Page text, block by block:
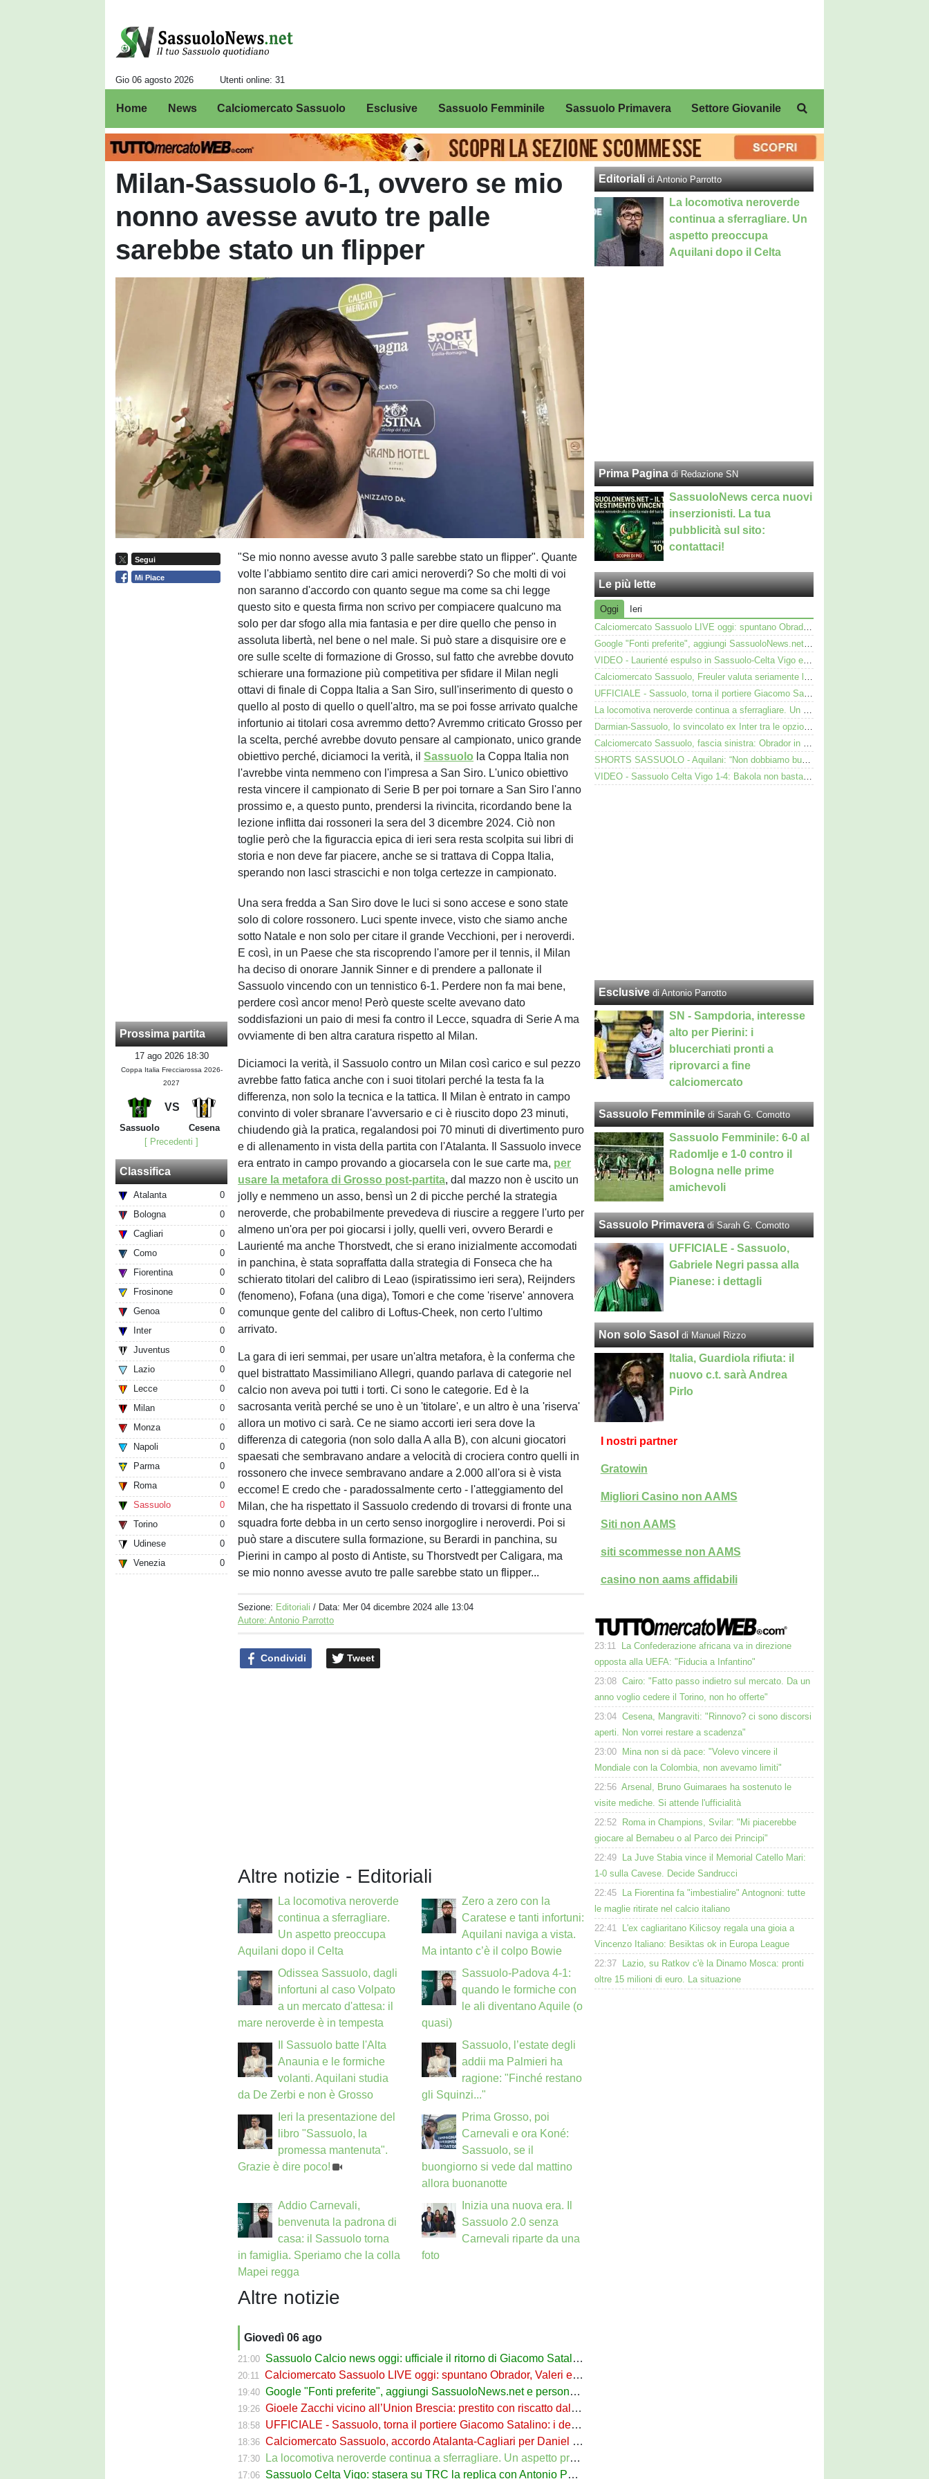
Gio 06 agosto 2026 Utenti online: 31
Home News Calciomercato Sassuolo Esclusive Sassuolo Femminile Sassuolo Primavera Settore Giovanile
Milan-Sassuolo 6-1, ovvero se mio
nonno avesse avuto tre palle
sarebbe stato un flipper
Segui
Mi Piace
Prossima partita
17 ago 2026 18:30
Coppa Italia Frecciarossa 2026-
2027
VS
Sassuolo
Cesena
[ Precedenti ]
Classifica
Atalanta
0
Bologna
0
Cagliari
0
Como
0
Fiorentina
0
Frosinone
0
Genoa
0
Inter
0
Juventus
0
Lazio
0
Lecce
0
Milan
0
Monza
0
Napoli
0
Parma
0
Roma
0
Sassuolo
0
Torino
0
Udinese
0
Venezia
0
"Se mio nonno avesse avuto 3 palle sarebbe stato un flipper". Quante
volte l'abbiamo sentito dire cari amici neroverdi? So che molti di voi
non saranno d'accordo con quanto segue ma come sa chi legge
questo sito e questa firma non scrivo per compiacere qualcuno ma
solo per dar sfogo alla mia fantasia e per dire quello che penso in
assoluta libertà, nel bene o nel male. Si può stare a disquisire ore e
ore sulle scelte di formazione di Grosso, sul fatto che avrebbe dovuto
schierare una formazione più competitiva per sfidare il Milan negli
ottavi di finale di Coppa Italia a San Siro, sull'inserimento di questo o
quello al posto di quello o quell'altro, ma se poi fosse arrivato qualche
infortunio ai titolari cosa avremmo detto? Avremmo criticato Grosso per
la scelta, perché avrebbe dovuto pensare al campionato, unico grande
obiettivo perché, diciamoci la verità, ilSassuolo la Coppa Italia non
l'avrebbe vinta nemmeno con l'impresa a San Siro. L'unico obiettivo
resta vincere il campionato di Serie B per poi tornare a San Siro l'anno
prossimo e, a questo punto, prendersi la rivincita, ricordando bene la
lezione inflitta dai rossoneri la sera del 3 dicembre 2024. Ciò non
toglie però che la figuraccia epica di ieri sera resta scolpita sui libri di
storia e non deve far piacere, anche se si trattava di Coppa Italia,
sperando non lasci strascichi e non tolga certezze in campionato.
Una sera fredda a San Siro dove le luci si sono accese e sono state
solo di colore rossonero. Luci spente invece, visto che siamo anche
sotto Natale e non solo per citare il grande Vecchioni, per i neroverdi.
E così, in un Paese che sta riscoprendo l'amore per il tennis, il Milan
ha deciso di onorare Jannik Sinner e di prendere a pallonate il
Sassuolo vincendo con un tennistico 6-1. Perdere non fa mai bene,
perdere così ancor meno! Però queste scelte avevano dato
soddisfazioni un paio di mesi fa contro il Lecce, squadra di Serie A ma
ovviamente di ben altra caratura rispetto al Milan.
Diciamoci la verità, il Sassuolo contro un Milan così carico e sul pezzo
avrebbe fatto fatica anche con i suoi titolari perché la testa fa la
differenza, non solo la tecnica e la tattica. Il Milan è entrato in campo
convinto di voler sbranare l'avversario e ci è riuscito dopo 23 minuti,
chiudendo già la pratica, regalandosi poi 70 minuti di divertimento puro
e di allenamento in vista della partita con l'Atalanta. Il Sassuolo invece
era entrato in campo provando a giocarsela con le sue carte ma, per
usare la metafora di Grosso post-partita, dal mazzo non è uscito un
jolly e nemmeno un asso, bensì un 2 di picche perché la strategia
neroverde, che probabilmente prevedeva di riuscire a reggere l'urto per
almeno un'ora per poi giocarsi i jolly, quelli veri, ovvero Berardi e
Laurienté ma anche Thorstvedt, che si erano inizialmente accomodati
in panchina, è stata sopraffatta dalla strategia di Fonseca che ha
schierato titolari del calibro di Leao (ispiratissimo ieri sera), Reijnders
(fenomeno), Fofana (una diga), Tomori e che come 'riserve' annovera
comunque gente del calibro di Loftus-Cheek, non certo l'ultimo
arrivato.
La gara di ieri semmai, per usare un'altra metafora, è la conferma che
quel bistrattato Massimiliano Allegri, quando parlava di categorie nel
calcio non aveva poi tutti i torti. Ci sono le categorie. Ed è la
sacrosanta verità perché se uno è un 'titolare', e un altro è una 'riserva'
allora un motivo ci sarà. Ce ne siamo accorti ieri sera dove la
differenza di categoria (non solo dalla A alla B), con alcuni giocatori
spaesati che sembravano andare a velocità di crociera contro quelli in
rossonero che invece sembravano andare a 2.000 all'ora si è vista
eccome! E credo che - paradossalmente certo - l'atteggiamento del
Milan, che ha rispettato il Sassuolo credendo di trovarsi di fronte una
squadra forte debba in un certo senso inorgoglire i neroverdi. Poi si
può stare a discutere sulla formazione, su Berardi in panchina, su
Pierini in campo al posto di Antiste, su Thorstvedt per Caligara, ma
se mio nonno avesse avuto tre palle sarebbe stato un flipper...
Sezione: Editoriali / Data: Mer 04 dicembre 2024 alle 13:04
Autore: Antonio Parrotto
Condividi Tweet
Altre notizie - Editoriali
La locomotiva neroverde
continua a sferragliare.
Un aspetto preoccupa
Aquilani dopo il Celta
Zero a zero con la
Caratese e tanti infortuni:
Aquilani naviga a vista.
Ma intanto c’è il colpo Bowie
Odissea Sassuolo, dagli
infortuni al caso Volpato
a un mercato d'attesa: il
mare neroverde è in tempesta
Sassuolo-Padova 4-1:
quando le formiche con
le ali diventano Aquile (o
quasi)
Il Sassuolo batte l'Alta
Anaunia e le formiche
volanti. Aquilani studia
da De Zerbi e non è Grosso
Sassuolo, l’estate degli
addii ma Palmieri ha
ragione: "Finché restano
gli Squinzi..."
Ieri la presentazione del
libro "Sassuolo, la
promessa mantenuta".
Grazie è dire poco!
Prima Grosso, poi
Carnevali e ora Koné:
Sassuolo, se il
buongiorno si vede dal mattino
allora buonanotte
Addio Carnevali,
benvenuta la padrona di
casa: il Sassuolo torna
in famiglia. Speriamo che la colla
Mapei regga
Inizia una nuova era. Il
Sassuolo 2.0 senza
Carnevali riparte da una
foto
Altre notizie
Giovedì 06 ago
21:00 Sassuolo Calcio news oggi: ufficiale il ritorno di Giacomo Satalino a un mese dall'addio
20:11 Calciomercato Sassuolo LIVE oggi: spuntano Obrador, Valeri e Darmian per la difesa
19:40 Google "Fonti preferite", aggiungi SassuoloNews.net e personalizza le tue notizie
19:26 Gioele Zacchi vicino all’Union Brescia: prestito con riscatto dal Sassuolo
18:58 UFFICIALE - Sassuolo, torna il portiere Giacomo Satalino: i dettagli
18:36 Calciomercato Sassuolo, accordo Atalanta-Cagliari per Daniel Maldini: i dettagli
17:30 La locomotiva neroverde continua a sferragliare. Un aspetto preoccupa Aquilani dopo il Celta
17:06 Sassuolo Celta Vigo: stasera su TRC la replica con Antonio Parrotto seconda voce nel 2° tempo
Editoriali di Antonio Parrotto
La locomotiva neroverde
continua a sferragliare. Un
aspetto preoccupa
Aquilani dopo il Celta
Prima Pagina di Redazione SN
SassuoloNews cerca nuovi
inserzionisti. La tua
pubblicità sul sito:
contattaci!
Le più lette
Oggi
Ieri
Calciomercato Sassuolo LIVE oggi: spuntano Obrador, Valeri e Darmian per la difesa
Google "Fonti preferite", aggiungi SassuoloNews.net e personalizza le tue notizie
VIDEO - Laurienté espulso in Sassuolo-Celta Vigo e rissa: cosa è successo
Calciomercato Sassuolo, Freuler valuta seriamente la proposta neroverde
UFFICIALE - Sassuolo, torna il portiere Giacomo Satalino: i dettagli
La locomotiva neroverde continua a sferragliare. Un aspetto preoccupa Aquilani dopo il Celta
Darmian-Sassuolo, lo svincolato ex Inter tra le opzioni ma c'è il solito Cagliari
Calciomercato Sassuolo, fascia sinistra: Obrador in pole, Valeri l’alternativa
SHORTS SASSUOLO - Aquilani: “Non dobbiamo buttare tutto in vacca”
VIDEO - Sassuolo Celta Vigo 1-4: Bakola non basta. Espulso Laurienté
Esclusive di Antonio Parrotto
SN - Sampdoria, interesse
alto per Pierini: i
blucerchiati pronti a
riprovarci a fine
calciomercato
Sassuolo Femminile di Sarah G. Comotto
Sassuolo Femminile: 6-0 al
Radomlje e 1-0 contro il
Bologna nelle prime
amichevoli
Sassuolo Primavera di Sarah G. Comotto
UFFICIALE - Sassuolo,
Gabriele Negri passa alla
Pianese: i dettagli
Non solo Sasol di Manuel Rizzo
Italia, Guardiola rifiuta: il
nuovo c.t. sarà Andrea
Pirlo
I nostri partner
Gratowin
Migliori Casino non AAMS
Siti non AAMS
siti scommesse non AAMS
casino non aams affidabili
23:11
La Confederazione africana va in direzione
opposta alla UEFA: "Fiducia a Infantino"
23:08 Cairo: "Fatto passo indietro sul mercato. Da un
anno voglio cedere il Torino, non ho offerte"
23:04 Cesena, Mangraviti: "Rinnovo? ci sono discorsi
aperti. Non vorrei restare a scadenza"
23:00
Mina non si dà pace: "Volevo vincere il
Mondiale con la Colombia, non avevamo limiti"
22:56 Arsenal, Bruno Guimaraes ha sostenuto le
visite mediche. Si attende l'ufficialità
22:52
Roma in Champions, Svilar: "Mi piacerebbe
giocare al Bernabeu o al Parco dei Principi"
22:49
La Juve Stabia vince il Memorial Catello Mari:
1-0 sulla Cavese. Decide Sandrucci
22:45
La Fiorentina fa "imbestialire" Antognoni: tutte
le maglie ritirate nel calcio italiano
22:41
L'ex cagliaritano Kilicsoy regala una gioia a
Vincenzo Italiano: Besiktas ok in Europa League
22:37
Lazio, su Ratkov c'è la Dinamo Mosca: pronti
oltre 15 milioni di euro. La situazione